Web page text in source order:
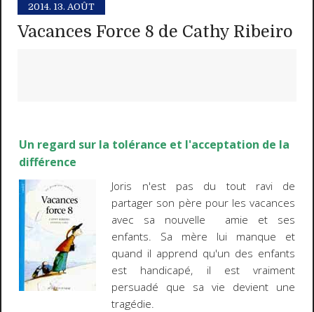
2014. 13. AOÛT
Vacances Force 8 de Cathy Ribeiro
Un regard sur la tolérance et l'acceptation de la
différence
Joris n'est pas du tout ravi de
partager son père pour les vacances
avec sa nouvelle amie et ses
enfants. Sa mère lui manque et
quand il apprend qu'un des enfants
est handicapé, il est vraiment
persuadé que sa vie devient une
tragédie.